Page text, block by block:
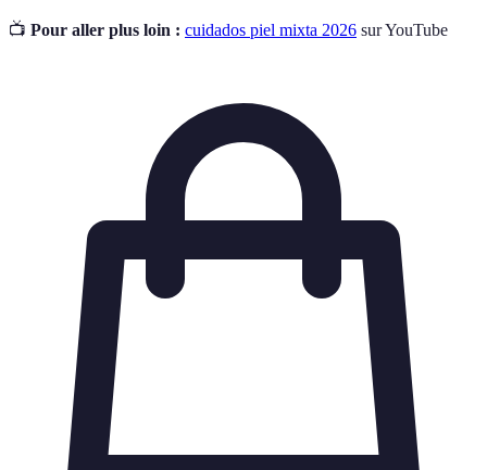
📺 Pour aller plus loin : cuidados piel mixta 2026 sur YouTube